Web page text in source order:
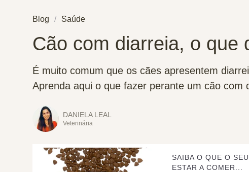
Blog Saúde
Cão com diarreia, o que
É muito comum que os cães apresentem
Aprenda aqui o que fazer perante um cão com
DANIELA LEAL
Veterinária
SAIBA O QUE O
ESTAR A COMER...